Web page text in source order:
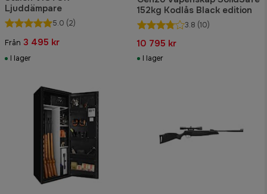
Ljuddämpare
5.0 (2)
Från 3 495 kr
I lager
152kg Kodlås Black edition
3.8 (10)
10 795 kr
I lager